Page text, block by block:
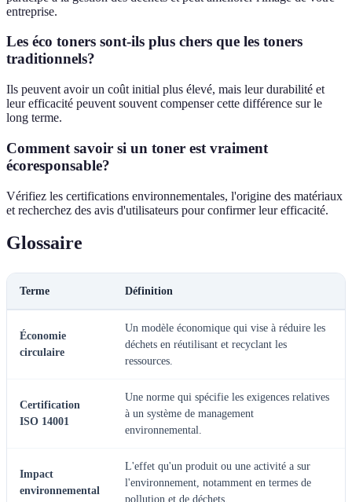
entreprise.
Les éco toners sont-ils plus chers que les toners
traditionnels?
Ils peuvent avoir un coût initial plus élevé, mais leur durabilité et
leur efficacité peuvent souvent compenser cette différence sur le
long terme.
Comment savoir si un toner est vraiment
écoresponsable?
Vérifiez les certifications environnementales, l'origine des matériaux
et recherchez des avis d'utilisateurs pour confirmer leur efficacité.
Glossaire
Terme Définition
Économie
circulaire
Un modèle économique qui vise à réduire les
déchets en réutilisant et recyclant les
ressources.
Certification
ISO 14001
Une norme qui spécifie les exigences relatives
à un système de management
environnemental.
Impact
environnemental
L'effet qu'un produit ou une activité a sur
l'environnement, notamment en termes de
pollution et de déchets.